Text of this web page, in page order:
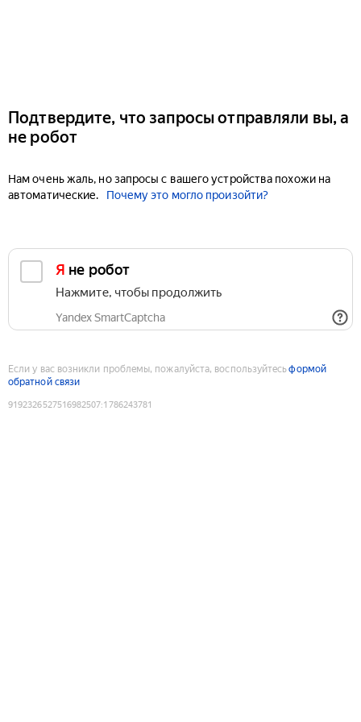
Подтвердите, что запросы отправляли вы, а
не робот
Нам очень жаль, но запросы с вашего устройства похожи на
автоматические.
Почему это могло произойти?
Я не робот
Нажмите, чтобы продолжить
Yandex SmartCaptcha
Если у вас возникли проблемы, пожалуйста, воспользуйтесьформой
обратной связи
9192326527516982507:1786243781